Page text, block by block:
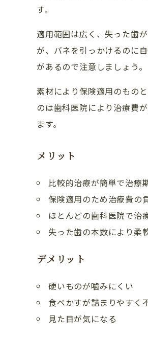
CLINIC
ホーム
す。
適用範囲は広く、失った歯
が、バネを引っかけるのに
があるので注意しましょう。
素材により保険適用のもの
のは歯科医院により治療費
ます。
メリット
比較的治療が簡単で治療
保険適用のため治療費の
ほとんどの歯科医院で治
失った歯の本数により柔
デメリット
硬いものが噛みにくい
食べかすが詰まりやすく
見た目が気になる